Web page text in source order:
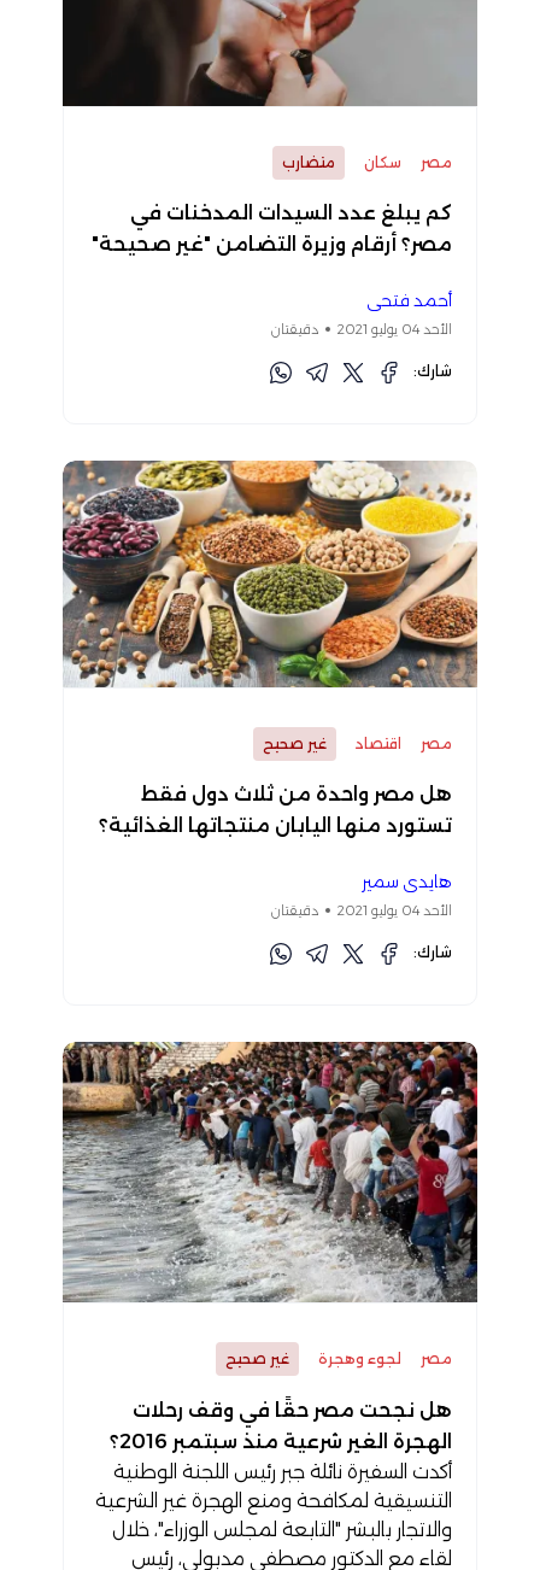
مصر سكان متضارب
كم يبلغ عدد السيدات المدخنات في
مصر؟ أرقام وزيرة التضامن "غير صحيحة"
أحمد فتحي
الأحد 04 يوليو 2021 دقيقتان
شارك:
مصر اقتصاد غير صحيح
هل مصر واحدة من ثلاث دول فقط
تستورد منها اليابان منتجاتها الغذائية؟
هايدي سمير
الأحد 04 يوليو 2021 دقيقتان
شارك:
مصر لجوء وهجرة غير صحيح
هل نجحت مصر حقًا في وقف رحلات
الهجرة الغير شرعية منذ سبتمبر 2016؟
أكدت السفيرة نائلة جبر رئيس اللجنة الوطنية
التنسيقية لمكافحة ومنع الهجرة غير الشرعية
والاتجار بالبشر "التابعة لمجلس الوزراء"، خلال
لقاء مع الدكتور مصطفى مدبولي، رئيس